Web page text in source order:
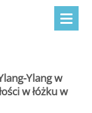
Ylang w
w łóżku w